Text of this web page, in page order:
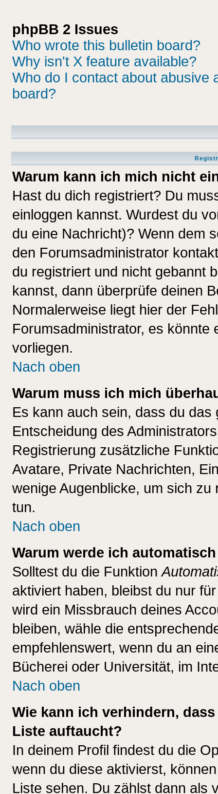
phpBB 2 Issues
Who wrote this bulletin board?
Why isn't X feature available?
Who do I contact about abusive
board?
Warum kann ich mich nicht
Hast du dich registriert? Du
einloggen kannst. Wurdest du
du eine Nachricht)? Wenn dem
den Forumsadministrator
du registriert und nicht gebannt
kannst, dann überprüfe deinen
Normalerweise liegt hier der
Forumsadministrator, es könnte
vorliegen.
Nach oben
Warum muss ich mich
Es kann auch sein, dass du
Entscheidung des
Registrierung zusätzliche
Avatare, Private Nachrichten,
wenige Augenblicke, um sich
tun.
Nach oben
Warum werde ich
Solltest du die Funktion
aktiviert haben, bleibst du nur
wird ein Missbrauch deines
bleiben, wähle die
empfehlenswert, wenn du an
Bücherei oder Universität, im
Nach oben
Wie kann ich verhindern,
Liste auftaucht?
In deinem Profil findest du die
wenn du diese aktivierst,
Liste sehen. Du zählst dann als